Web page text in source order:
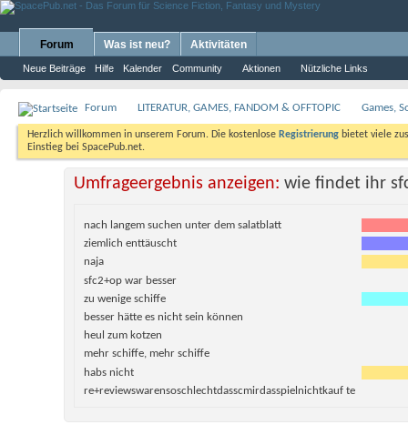
Forum
Neue Beiträge Hilfe Kalender Community Aktionen Nützliche Links
Was ist neu? Aktivitäten
Forum LITERATUR, GAMES, FANDOM & OFFTOPIC Games,
Herzlich willkommen in unserem Forum. Die kostenlose Registrierung bietet viele
Einstieg bei SpacePub.net.
Umfrageergebnis anzeigen: wie findet ihr
nach langem suchen unter dem salatblatt
ziemlich enttäuscht
naja
sfc2+op war besser
zu wenige schiffe
besser hätte es nicht sein können
heul zum kotzen
mehr schiffe, mehr schiffe
habs nicht
re+reviewswarensoschlechtdasscmirdasspielnichtkauf te